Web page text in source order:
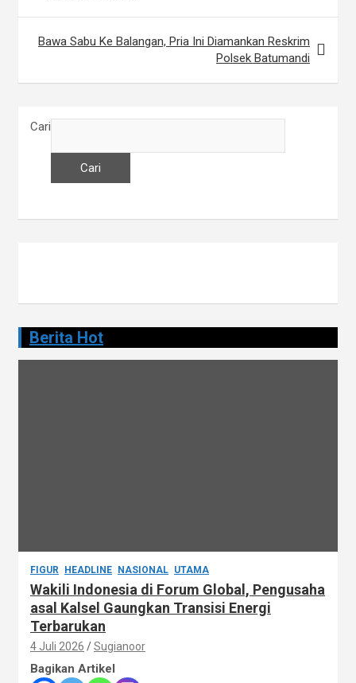
g
Bawa Sabu Ke Balangan, Pria Ini Diamankan Reskrim
Polsek Batumandi
Cari
Cari
Berita Hot
FIGUR HEADLINE NASIONAL UTAMA
Wakili Indonesia di Forum Global, Pengusaha
asal Kalsel Gaungkan Transisi Energi
Terbarukan
4 Juli 2026 Sugianoor
Bagikan Artikel